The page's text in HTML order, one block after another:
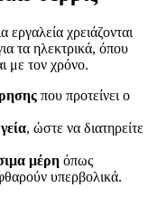
χρειάζονται
τα ηλεκτρικά, όπου
με τον χρόνο.
που προτείνει ο
, ώστε να διατηρείτε
μέρη όπως
υπερβολικά.